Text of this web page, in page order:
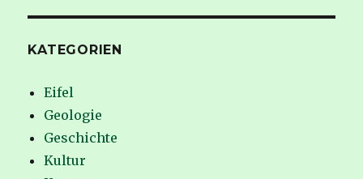
KATEGORIEN
Eifel
Geologie
Geschichte
Kultur